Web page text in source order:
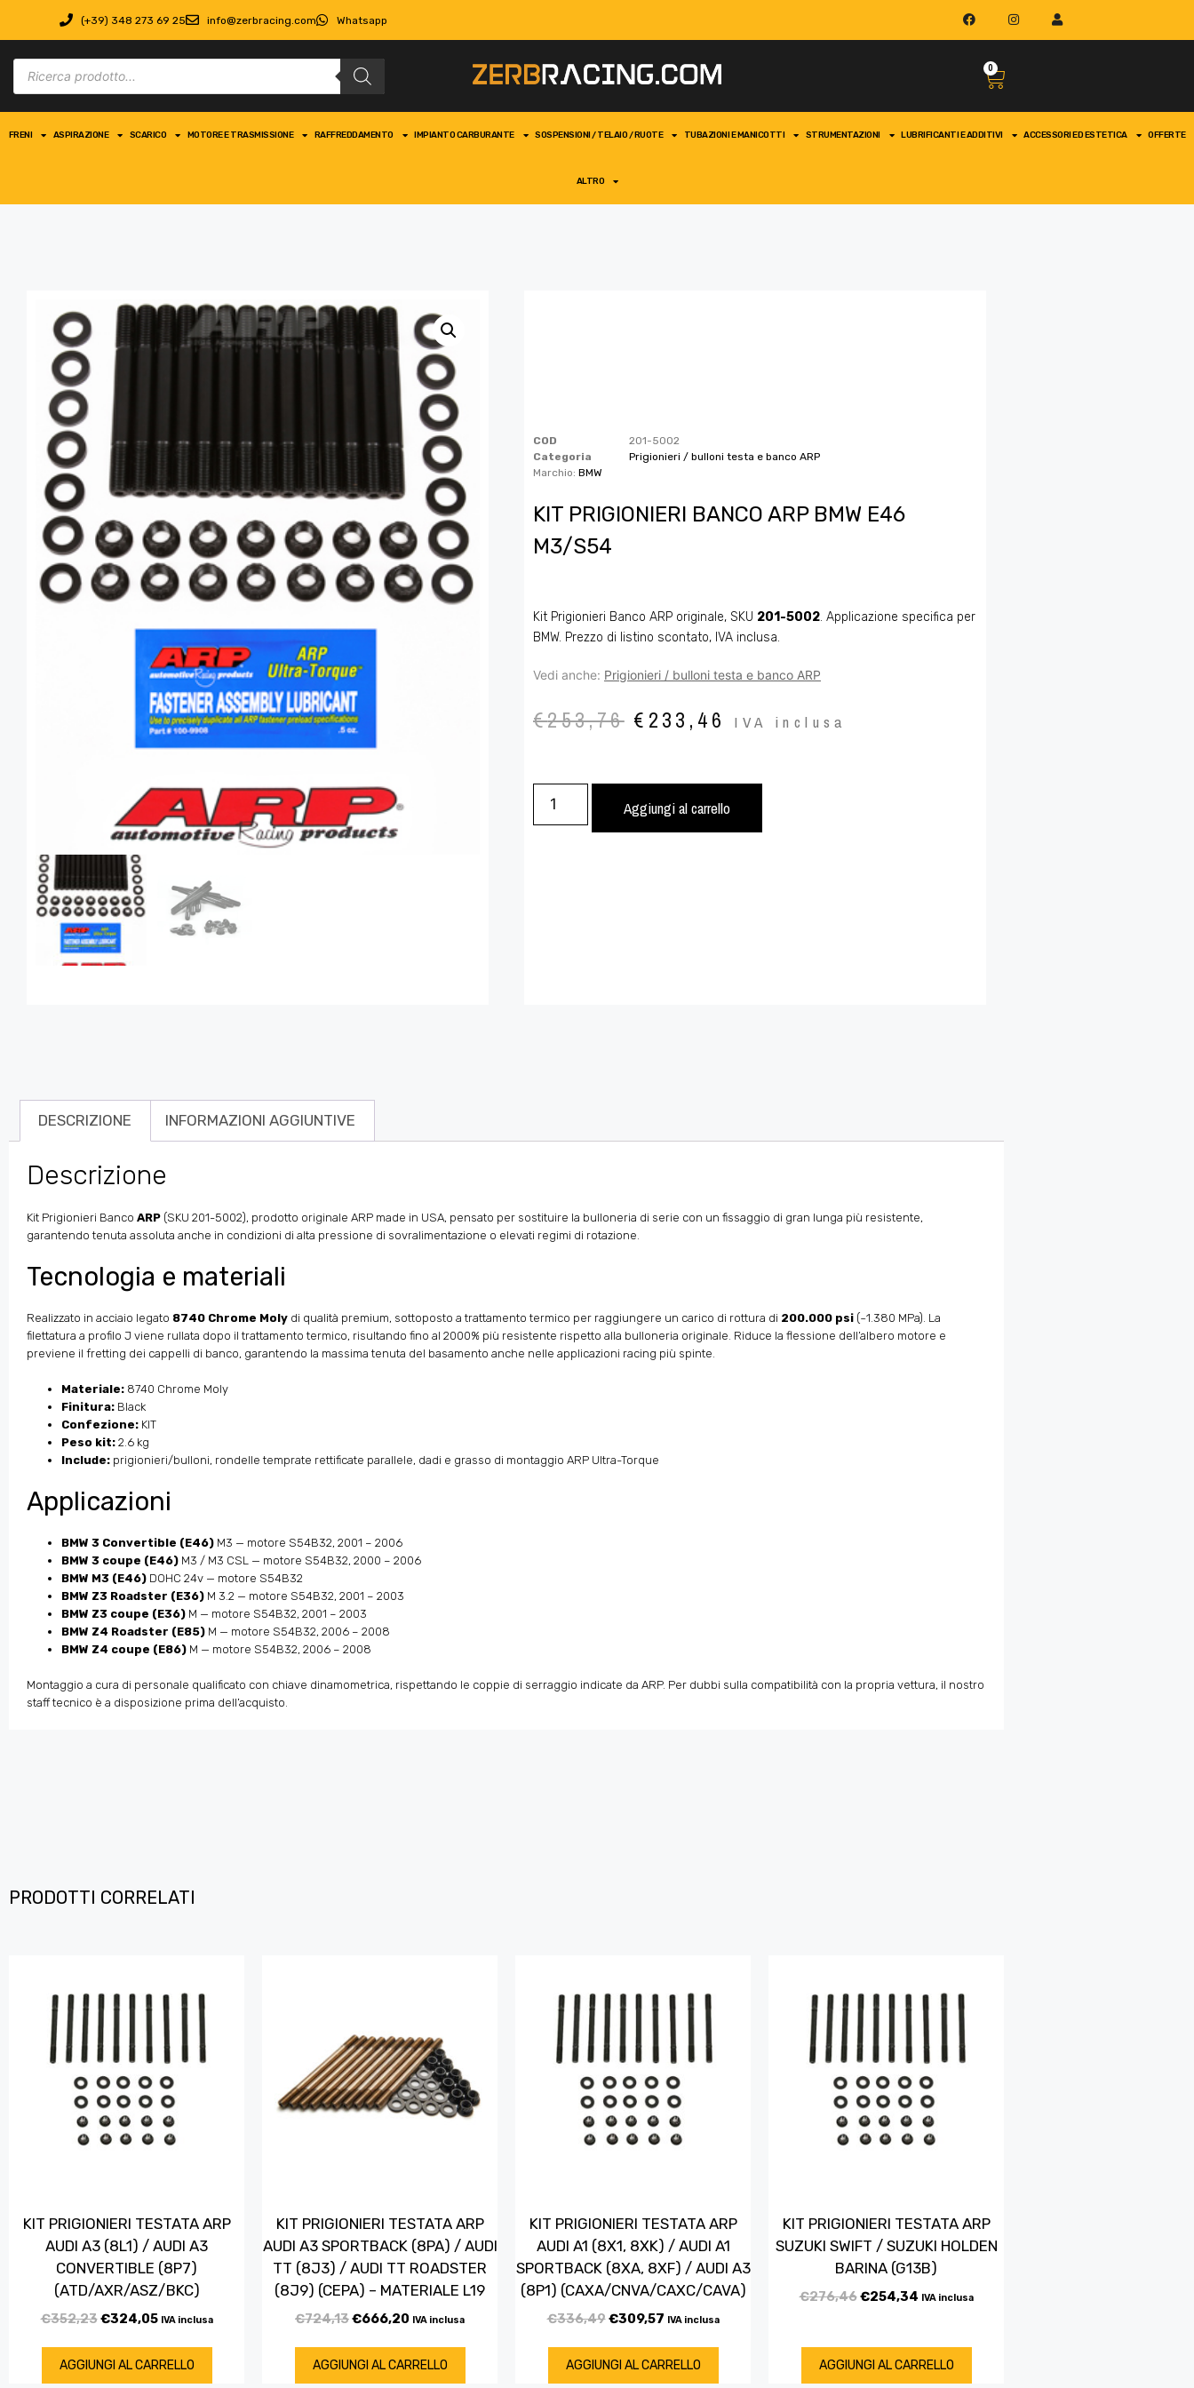
(+39) 348 273 69 25 info@zerbracing.com Whatsapp
0
FRENI ASPIRAZIONE SCARICO MOTORE E TRASMISSIONE RAFFREDDAMENTO IMPIANTO CARBURANTE SOSPENSIONI / TELAIO / RUOTE TUBAZIONI E MANICOTTI STRUMENTAZIONI LUBRIFICANTI E ADDITIVI ACCESSORI ED ESTETICA OFFERTE
ALTRO
COD
201-5002
Categoria
Prigionieri / bulloni testa e banco ARP
Marchio: BMW
KIT PRIGIONIERI BANCO ARP BMW E46
M3/S54
Kit Prigionieri Banco ARP originale, SKU 201-5002. Applicazione specifica per
BMW. Prezzo di listino scontato, IVA inclusa.
Vedi anche: Prigionieri / bulloni testa e banco ARP
€253,76 € 233,46 IVA inclusa
Aggiungi al carrello
DESCRIZIONE INFORMAZIONI AGGIUNTIVE
Descrizione
Kit Prigionieri Banco ARP (SKU 201-5002), prodotto originale ARP made in USA, pensato per sostituire la bulloneria di serie con un fissaggio di gran lunga più resistente,
garantendo tenuta assoluta anche in condizioni di alta pressione di sovralimentazione o elevati regimi di rotazione.
Tecnologia e materiali
Realizzato in acciaio legato 8740 Chrome Moly di qualità premium, sottoposto a trattamento termico per raggiungere un carico di rottura di 200.000 psi (~1.380 MPa). La
filettatura a profilo J viene rullata dopo il trattamento termico, risultando fino al 2000% più resistente rispetto alla bulloneria originale. Riduce la flessione dell’albero motore e
previene il fretting dei cappelli di banco, garantendo la massima tenuta del basamento anche nelle applicazioni racing più spinte.
Materiale: 8740 Chrome Moly
Finitura: Black
Confezione: KIT
Peso kit: 2.6 kg
Include: prigionieri/bulloni, rondelle temprate rettificate parallele, dadi e grasso di montaggio ARP Ultra-Torque
Applicazioni
BMW 3 Convertible (E46) M3 — motore S54B32, 2001 – 2006
BMW 3 coupe (E46) M3 / M3 CSL — motore S54B32, 2000 – 2006
BMW M3 (E46) DOHC 24v — motore S54B32
BMW Z3 Roadster (E36) M 3.2 — motore S54B32, 2001 – 2003
BMW Z3 coupe (E36) M — motore S54B32, 2001 – 2003
BMW Z4 Roadster (E85) M — motore S54B32, 2006 – 2008
BMW Z4 coupe (E86) M — motore S54B32, 2006 – 2008
Montaggio a cura di personale qualificato con chiave dinamometrica, rispettando le coppie di serraggio indicate da ARP. Per dubbi sulla compatibilità con la propria vettura, il nostro
staff tecnico è a disposizione prima dell’acquisto.
PRODOTTI CORRELATI
KIT PRIGIONIERI TESTATA ARP
AUDI A3 (8L1) / AUDI A3
CONVERTIBLE (8P7)
(ATD/AXR/ASZ/BKC)
€352,23€324,05 IVA inclusa
AGGIUNGI AL CARRELLO
KIT PRIGIONIERI TESTATA ARP
AUDI A3 SPORTBACK (8PA) / AUDI
TT (8J3) / AUDI TT ROADSTER
(8J9) (CEPA) – MATERIALE L19
€724,13€666,20 IVA inclusa
AGGIUNGI AL CARRELLO
KIT PRIGIONIERI TESTATA ARP
AUDI A1 (8X1, 8XK) / AUDI A1
SPORTBACK (8XA, 8XF) / AUDI A3
(8P1) (CAXA/CNVA/CAXC/CAVA)
€336,49€309,57 IVA inclusa
AGGIUNGI AL CARRELLO
KIT PRIGIONIERI TESTATA ARP
SUZUKI SWIFT / SUZUKI HOLDEN
BARINA (G13B)
€276,46€254,34 IVA inclusa
AGGIUNGI AL CARRELLO